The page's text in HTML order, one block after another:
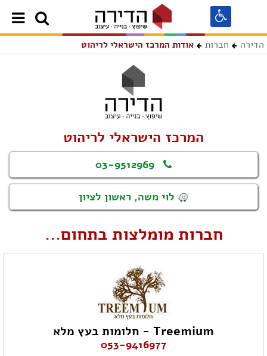
הדירה חברות אודות המרכז הישראלי לריהוט
המרכז הישראלי לריהוט
03-9512969
לוי משה, ראשון לציון
חברות מומלצות בתחום...
Treemium - חלומות בעץ מלא
053-9416977